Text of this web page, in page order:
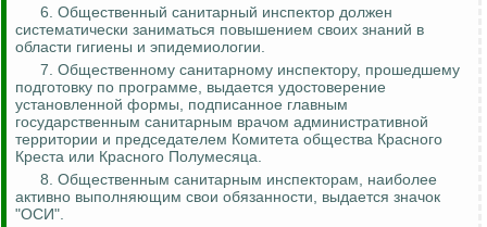
6. Общественный санитарный инспектор должен
систематически заниматься повышением своих знаний в
области гигиены и эпидемиологии.
7. Общественному санитарному инспектору, прошедшему
подготовку по программе, выдается удостоверение
установленной формы, подписанное главным
государственным санитарным врачом административной
территории и председателем Комитета общества Красного
Креста или Красного Полумесяца.
8. Общественным санитарным инспекторам, наиболее
активно выполняющим свои обязанности, выдается значок
"ОСИ".